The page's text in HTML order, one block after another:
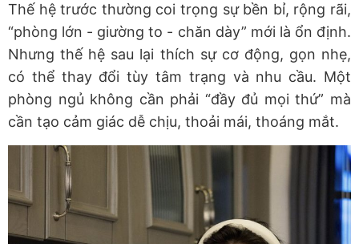
Thế hệ trước thường coi trọng sự bền bỉ, rộng rãi,
“phòng lớn - giường to - chăn dày” mới là ổn định.
Nhưng thế hệ sau lại thích sự cơ động, gọn nhẹ,
có thể thay đổi tùy tâm trạng và nhu cầu. Một
phòng ngủ không cần phải “đầy đủ mọi thứ” mà
cần tạo cảm giác dễ chịu, thoải mái, thoáng mắt.